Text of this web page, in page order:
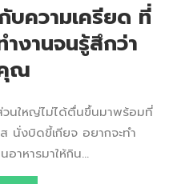
บความเครียด ที่
ำงานจนรู้สึกว่า
ณ
วนใหญ่ไม่ได้ตื่นขึ้นมาพร้อมที่
นั่งบิดขี้เกียจ อยากจะทำ
อาหารมาให้กิน...